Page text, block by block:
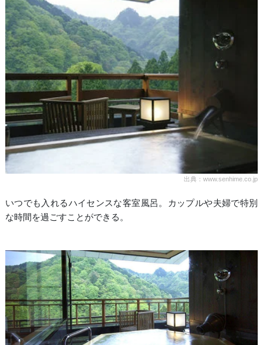
出典：www.senhime.co.jp
いつでも入れるハイセンスな客室風呂。カップルや夫婦で特別
な時間を過ごすことができる。